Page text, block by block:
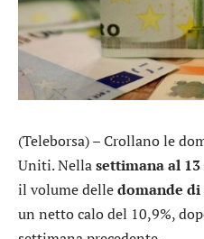
(Teleborsa) – Crollano le
Uniti. Nellasettimana al
il volume delledomande
un netto calo del 10,9%,